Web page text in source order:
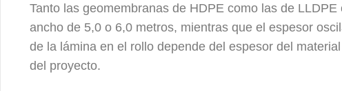
Tanto las geomembranas de HDPE como las de
ancho de 5,0 o 6,0 metros, mientras que el espesor
de la lámina en el rollo depende del espesor del
del proyecto.